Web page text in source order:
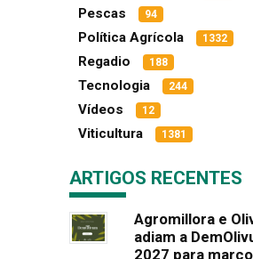
Pescas 94
Política Agrícola 1332
Regadio 188
Tecnologia 244
Vídeos 12
Viticultura 1381
ARTIGOS RECENTES
Agromillora e
adiam a
2027 para março